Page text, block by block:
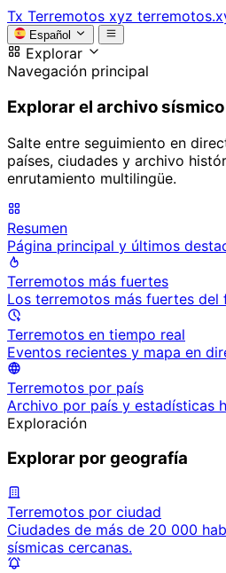
Tx Terremotos xyz
Español
Explorar
Navegación principal
Explorar el archivo sísmico
Salte entre seguimiento en
países, ciudades y archivo
enrutamiento multilingüe.
Resumen
Página principal y últimos
Terremotos más fuertes
Los terremotos más fuertes del
Terremotos en tiempo real
Eventos recientes y mapa en
Terremotos por país
Archivo por país y estadísticas
Exploración
Explorar por geografía
Terremotos por ciudad
Ciudades de más de 20 000
sísmicas cercanas.